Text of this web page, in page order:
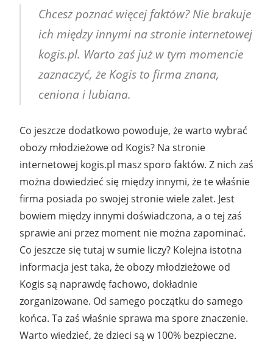
Chcesz poznać więcej faktów? Nie brakuje
ich między innymi na stronie internetowej
kogis.pl. Warto zaś już w tym momencie
zaznaczyć, że Kogis to firma znana,
ceniona i lubiana.
Co jeszcze dodatkowo powoduje, że warto wybrać
obozy młodzieżowe od Kogis? Na stronie
internetowej kogis.pl masz sporo faktów. Z nich zaś
można dowiedzieć się między innymi, że te właśnie
firma posiada po swojej stronie wiele zalet. Jest
bowiem między innymi doświadczona, a o tej zaś
sprawie ani przez moment nie można zapominać.
Co jeszcze się tutaj w sumie liczy? Kolejna istotna
informacja jest taka, że obozy młodzieżowe od
Kogis są naprawdę fachowo, dokładnie
zorganizowane. Od samego początku do samego
końca. Ta zaś właśnie sprawa ma spore znaczenie.
Warto wiedzieć, że dzieci są w 100% bezpieczne.